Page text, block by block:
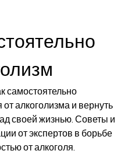
самостоятельно
от алкоголизма и вернуть
своей жизнью. Советы и
от экспертов в борьбе
от алкоголя.